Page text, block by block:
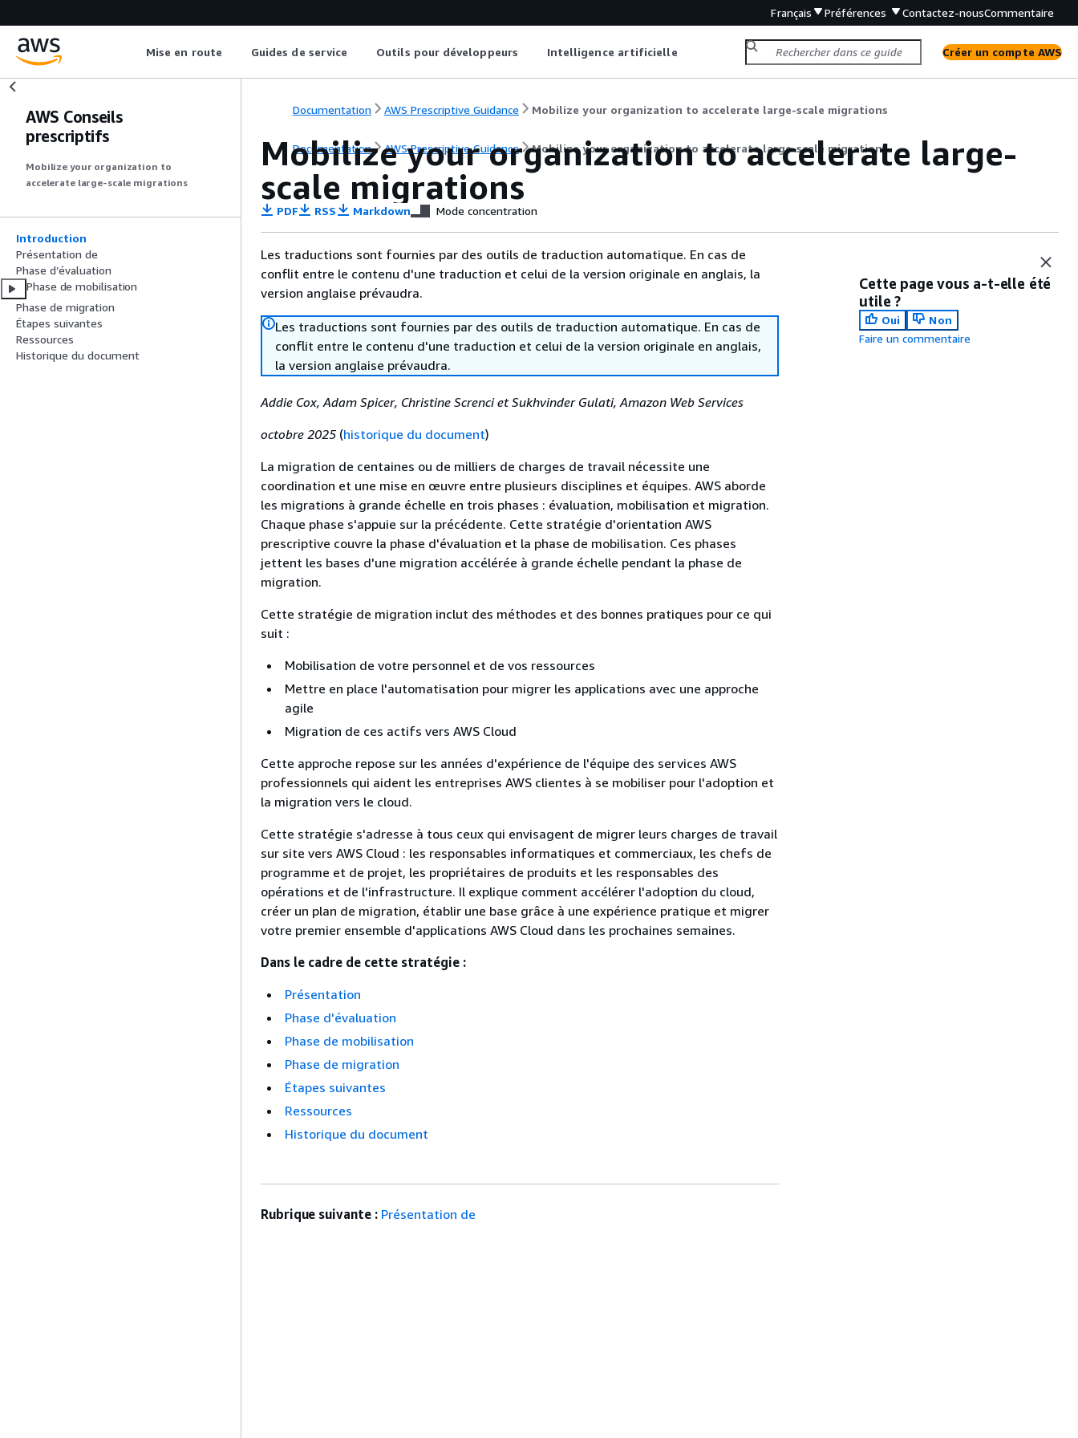
Français Préférences Contactez-nousCommentaire
Mise en route Guides de service Outils pour développeurs Intelligence artificielle Créer un compte AWS
AWS Conseils
prescriptifs
Mobilize your organization to
accelerate large-scale migrations
Introduction
Présentation de
Phase d’évaluation
Phase de mobilisation
Phase de migration
Étapes suivantes
Ressources
Historique du document
Documentation AWS Prescriptive Guidance Mobilize your organization to accelerate large-scale migrations
Documentation AWS Prescriptive Guidance Mobilize your organization to accelerate large-scale migrations
Mobilize your organization to accelerate large-
scale migrations
PDF RSS Markdown Mode concentration
Les traductions sont fournies par des outils de traduction automatique. En cas de
conflit entre le contenu d'une traduction et celui de la version originale en anglais, la
version anglaise prévaudra.
Les traductions sont fournies par des outils de traduction automatique. En cas de
conflit entre le contenu d'une traduction et celui de la version originale en anglais,
la version anglaise prévaudra.
Addie Cox, Adam Spicer, Christine Screnci et Sukhvinder Gulati, Amazon Web Services
octobre 2025 (historique du document)
La migration de centaines ou de milliers de charges de travail nécessite une
coordination et une mise en œuvre entre plusieurs disciplines et équipes. AWS aborde
les migrations à grande échelle en trois phases : évaluation, mobilisation et migration.
Chaque phase s'appuie sur la précédente. Cette stratégie d'orientation AWS
prescriptive couvre la phase d'évaluation et la phase de mobilisation. Ces phases
jettent les bases d'une migration accélérée à grande échelle pendant la phase de
migration.
Cette stratégie de migration inclut des méthodes et des bonnes pratiques pour ce qui
suit :
Mobilisation de votre personnel et de vos ressources
Mettre en place l'automatisation pour migrer les applications avec une approche
agile
Migration de ces actifs vers AWS Cloud
Cette approche repose sur les années d'expérience de l'équipe des services AWS
professionnels qui aident les entreprises AWS clientes à se mobiliser pour l'adoption et
la migration vers le cloud.
Cette stratégie s'adresse à tous ceux qui envisagent de migrer leurs charges de travail
sur site vers AWS Cloud : les responsables informatiques et commerciaux, les chefs de
programme et de projet, les propriétaires de produits et les responsables des
opérations et de l'infrastructure. Il explique comment accélérer l'adoption du cloud,
créer un plan de migration, établir une base grâce à une expérience pratique et migrer
votre premier ensemble d'applications AWS Cloud dans les prochaines semaines.
Dans le cadre de cette stratégie :
Présentation
Phase d'évaluation
Phase de mobilisation
Phase de migration
Étapes suivantes
Ressources
Historique du document
Cette page vous a-t-elle été
utile ?
Oui
Non
Faire un commentaire
Rubrique suivante : Présentation de